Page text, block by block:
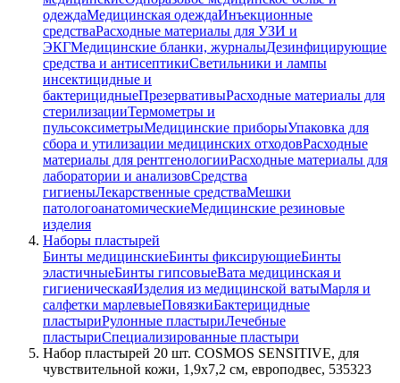
одеждаМедицинская одеждаИнъекционные
средстваРасходные материалы для УЗИ и
ЭКГМедицинские бланки, журналыДезинфицирующие
средства и антисептикиСветильники и лампы
инсектицидные и
бактерицидныеПрезервативыРасходные материалы для
стерилизацииТермометры и
пульсоксиметрыМедицинские приборыУпаковка для
сбора и утилизации медицинских отходовРасходные
материалы для рентгенологииРасходные материалы для
лаборатории и анализовСредства
гигиеныЛекарственные средстваМешки
патологоанатомическиеМедицинские резиновые
изделия
Наборы пластырей
Бинты медицинскиеБинты фиксирующиеБинты
эластичныеБинты гипсовыеВата медицинская и
гигиеническаяИзделия из медицинской ватыМарля и
салфетки марлевыеПовязкиБактерицидные
пластыриРулонные пластыриЛечебные
пластыриСпециализированные пластыри
Набор пластырей 20 шт. COSMOS SENSITIVE, для
чувствительной кожи, 1,9х7,2 см, европодвес, 535323